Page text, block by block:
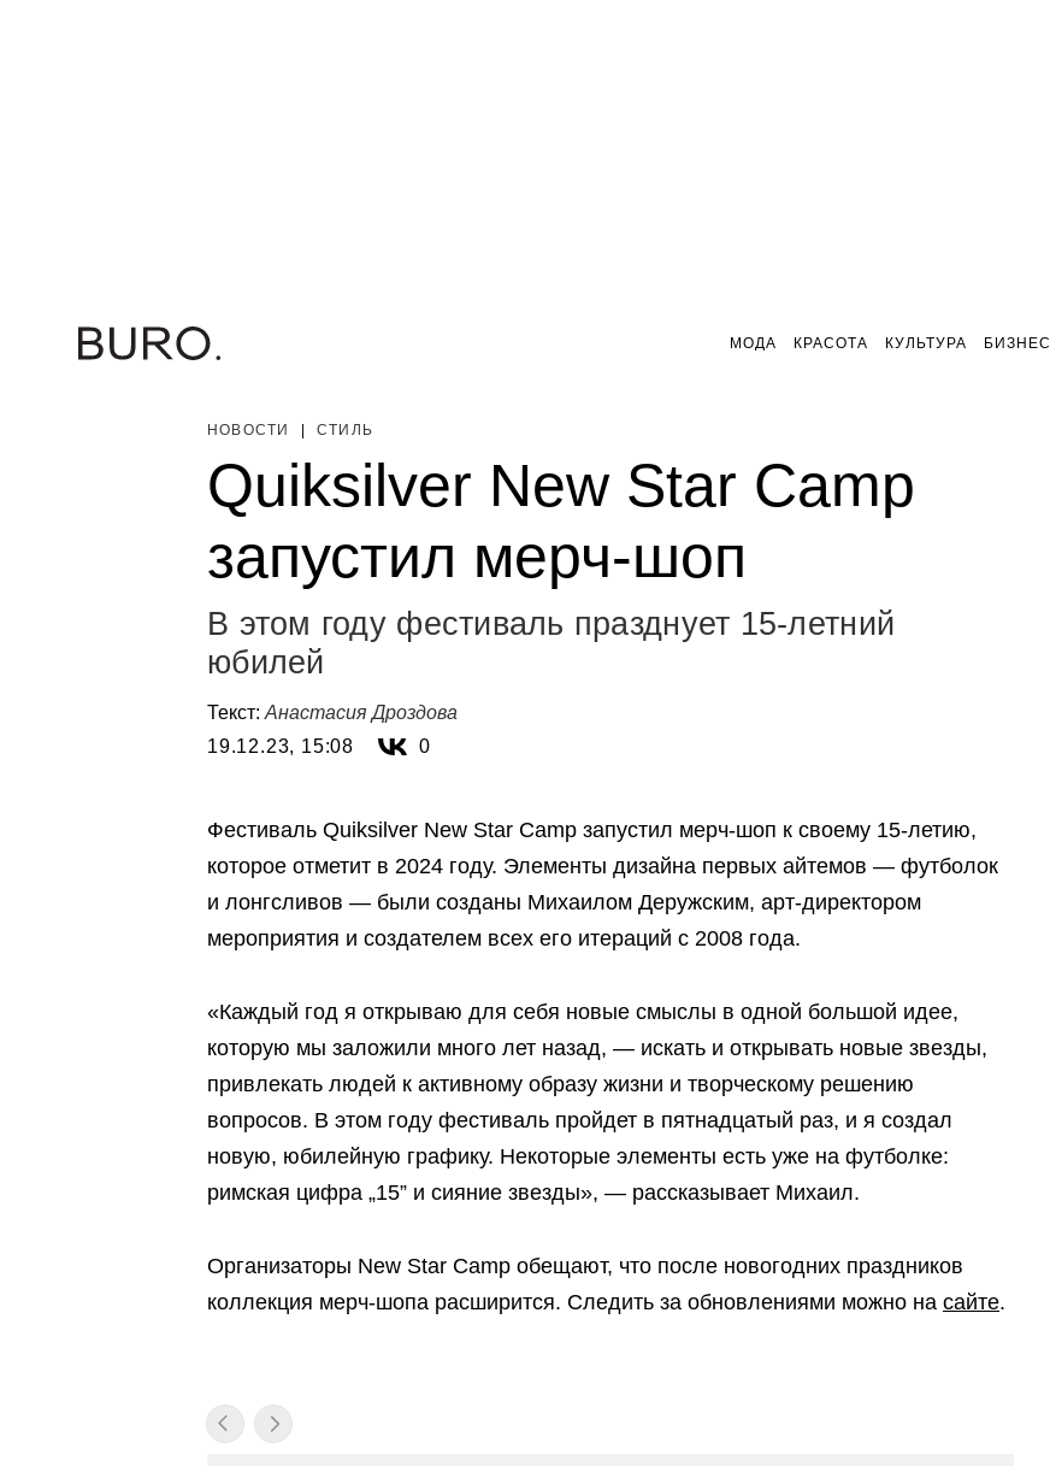
МОДА КРАСОТА КУЛЬТУРА БИЗНЕС
НОВОСТИ СТИЛЬ
Quiksilver New Star Camp
запустил мерч-шоп
В этом году фестиваль празднует 15-летний
юбилей
Текст: Анастасия Дроздова
19.12.23, 15:08
0
Фестиваль Quiksilver New Star Camp запустил мерч-шоп к своему 15-летию,
которое отметит в 2024 году. Элементы дизайна первых айтемов — футболок
и лонгсливов — были созданы Михаилом Деружским, арт-директором
мероприятия и создателем всех его итераций с 2008 года.
«Каждый год я открываю для себя новые смыслы в одной большой идее,
которую мы заложили много лет назад, — искать и открывать новые звезды,
привлекать людей к активному образу жизни и творческому решению
вопросов. В этом году фестиваль пройдет в пятнадцатый раз, и я создал
новую, юбилейную графику. Некоторые элементы есть уже на футболке:
римская цифра „15” и сияние звезды», — рассказывает Михаил.
Организаторы New Star Camp обещают, что после новогодних праздников
коллекция мерч-шопа расширится. Следить за обновлениями можно на сайте.